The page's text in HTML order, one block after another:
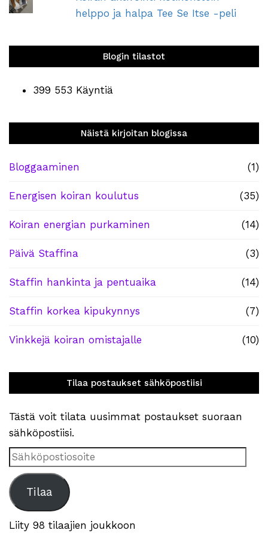
helppo ja halpa Tee Se Itse -peli
Blogin tilastot
399 553 Käyntiä
Näistä kirjoitan blogissa
Bloggaaminen (1)
Energisen koiran koulutus (35)
Koiran energian purkaminen (14)
Päivä Staffina (3)
Staffin hankinta ja pentuaika (14)
Staffin korkea kipukynnys (7)
Vinkkejä koiran omistajalle (10)
Tilaa postaukset sähköpostiisi
Tästä voit tilata uusimmat postaukset suoraan
sähköpostiisi.
Sähköpostiosoite
Tilaa
Liity 98 tilaajien joukkoon